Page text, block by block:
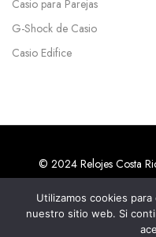
Casio para Parejas
G-Shock de Casio
Casio Edifice
© 2024 Relojes Costa
Utilizamos cookies
nuestro sitio web. Si